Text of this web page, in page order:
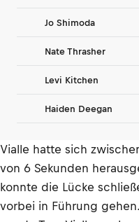
Jo Shimoda
Nate Thrasher
Levi Kitchen
Haiden Deegan
Vialle hatte sich
von 6 Sekunden
konnte die Lücke
vorbei in Führung